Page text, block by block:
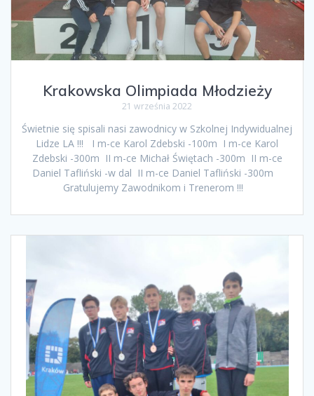
Krakowska Olimpiada Młodzieży
21 września 2022
Świetnie się spisali nasi zawodnicy w Szkolnej Indywidualnej
Lidze LA !!! I m-ce Karol Zdebski -100m I m-ce Karol
Zdebski -300m II m-ce Michał Świętach -300m II m-ce
Daniel Tafliński -w dal II m-ce Daniel Tafliński -300m
Gratulujemy Zawodnikom i Trenerom !!!